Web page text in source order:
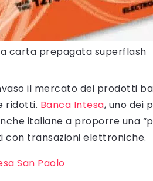
carta prepagata superflash
il mercato dei prodotti
ridotti. Banca Intesa, uno dei
italiane a proporre una
con transazioni elettroniche.
San Paolo